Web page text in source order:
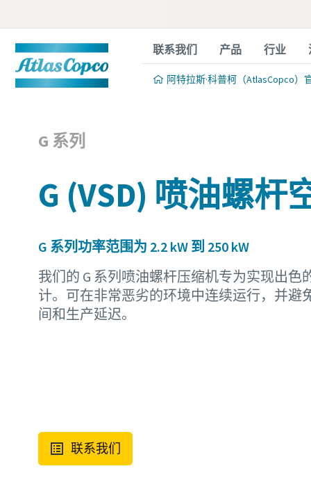
联系我们 产品 行业
阿特拉斯·科普柯（AtlasCopco）
G 系列
G (VSD) 喷油螺杆
G 系列功率范围为 2.2 kW 到 250 kW
我们的 G 系列喷油螺杆压缩机专为实现出色
计。可在非常恶劣的环境中连续运行，并避
间和生产延迟。
联系我们